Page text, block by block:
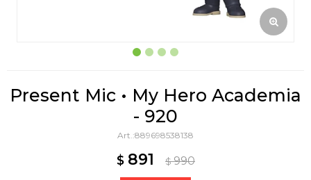
Present Mic • My Hero Academia
- 920
889698538138
$ 891 $ 990